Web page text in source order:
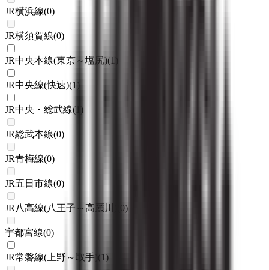
JR横浜線(0)
JR横須賀線(0)
JR中央本線(東京～塩尻)(1
JR中央線(快速)(1 )
JR中央・総武線( )
JR総武本線(0)
JR青梅線(0)
JR五日市線(0)
JR八高線(八王子～高麗川) 0)
宇都宮線(0)
JR常磐線(上野～取手) (1)